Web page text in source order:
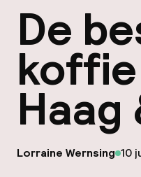
De
Haag
Gepubliceerd door
Lorraine Wernsing op
10